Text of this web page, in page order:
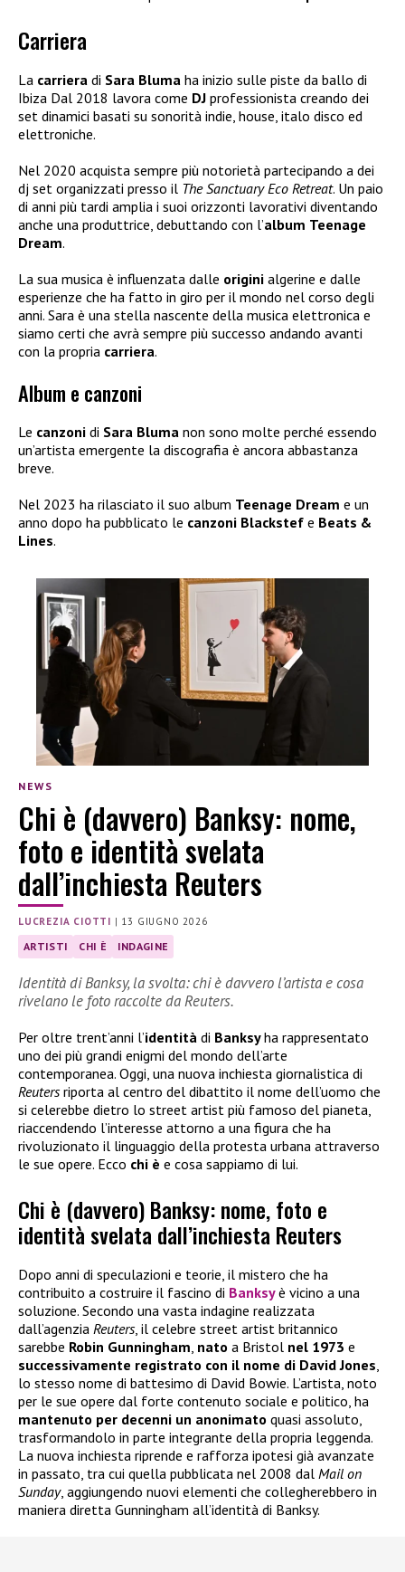
Carriera
La carriera di Sara Bluma ha inizio sulle piste da ballo di
Ibiza Dal 2018 lavora come DJ professionista creando dei
set dinamici basati su sonorità indie, house, italo disco ed
elettroniche.
Nel 2020 acquista sempre più notorietà partecipando a dei
dj set organizzati presso il The Sanctuary Eco Retreat. Un paio
di anni più tardi amplia i suoi orizzonti lavorativi diventando
anche una produttrice, debuttando con l’album Teenage
Dream.
La sua musica è influenzata dalle origini algerine e dalle
esperienze che ha fatto in giro per il mondo nel corso degli
anni. Sara è una stella nascente della musica elettronica e
siamo certi che avrà sempre più successo andando avanti
con la propria carriera.
Album e canzoni
Le canzoni di Sara Bluma non sono molte perché essendo
un’artista emergente la discografia è ancora abbastanza
breve.
Nel 2023 ha rilasciato il suo album Teenage Dream e un
anno dopo ha pubblicato le canzoni Blackstef e Beats &
Lines.
NEWS
Chi è (davvero) Banksy: nome,
foto e identità svelata
dall’inchiesta Reuters
LUCREZIA CIOTTI | 13 GIUGNO 2026
ARTISTI CHI È INDAGINE
Identità di Banksy, la svolta: chi è davvero l’artista e cosa
rivelano le foto raccolte da Reuters.
Per oltre trent’anni l’identità di Banksyha rappresentato
uno dei più grandi enigmi del mondo dell’arte
contemporanea. Oggi, una nuova inchiesta giornalistica di
Reutersriporta al centro del dibattito il nome dell’uomo che
si celerebbe dietro lo street artist più famoso del pianeta,
riaccendendo l’interesse attorno a una figura che ha
rivoluzionato il linguaggio della protesta urbana attraverso
le sue opere. Ecco chi è e cosa sappiamo di lui.
Chi è (davvero) Banksy: nome, foto e
identità svelata dall’inchiesta Reuters
Dopo anni di speculazioni e teorie, il mistero che ha
contribuito a costruire il fascino di Banksyè vicino a una
soluzione. Secondo una vasta indagine realizzata
dall’agenzia Reuters, il celebre street artist britannico
sarebbe Robin Gunningham, nato a Bristol nel 1973 e
successivamente registrato con il nome di David Jones,
lo stesso nome di battesimo di David Bowie. L’artista, noto
per le sue opere dal forte contenuto sociale e politico, ha
mantenuto per decenni un anonimato quasi assoluto,
trasformandolo in parte integrante della propria leggenda.
La nuova inchiesta riprende e rafforza ipotesi già avanzate
in passato, tra cui quella pubblicata nel 2008 dal Mail on
Sunday, aggiungendo nuovi elementi che collegherebbero in
maniera diretta Gunningham all’identità di Banksy.